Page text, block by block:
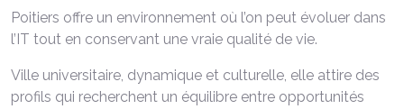
Poitiers offre un environnement où l’on peut évoluer dans
l’IT tout en conservant une vraie qualité de vie.
Ville universitaire, dynamique et culturelle, elle attire des
profils qui recherchent un équilibre entre opportunités